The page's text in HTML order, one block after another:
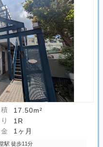
17.50m²
1R
1ヶ月
駅 徒歩11分